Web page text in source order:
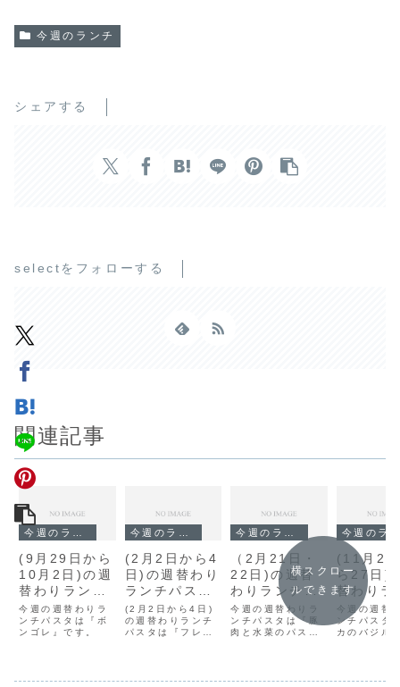
今週のランチ
シェアする
selectをフォローする
関連記事
(9月29日から
10月2日)の週
替わりランチ
パスタは『ボ
ンゴレ』で
す。
今週の週替わりラ
ンチパスタは『ボ
ンゴレ』です。
(2月2日から4
日)の週替わり
ランチパスタ
は『フレッシ
ュトマトとチ
キンの生姜風
(2月2日から4日)
の週替わりランチ
パスタは『フレッ
（2月21日・
22日)の週替
わりランチパ
スタは『豚肉
と水菜のパス
タ』です。
今週の週替わりラ
ンチパスタは『豚
肉と水菜のパス
(11月25
ら27日)
替わりラ
パスタは
カのバジ
ース』で
今週の週替
ンチパスタ
カのバジル
横スクロー
ルできます